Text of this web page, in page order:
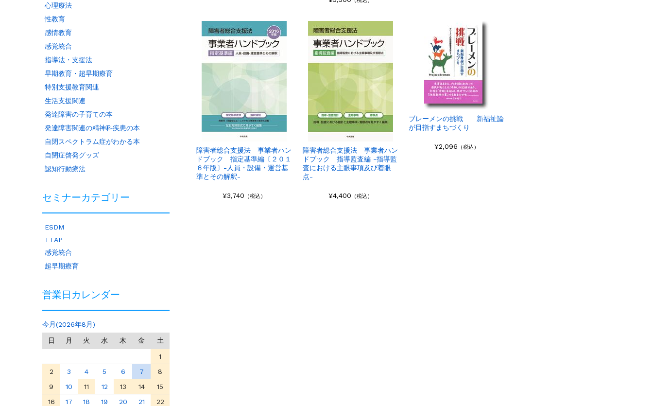
障害者総合支援法 事業者ハン
ドブック 指定基準編〔２０１
６年版〕-人員・設備・運営基
準とその解釈-
¥3,740 （税込）
障害者総合支援法 事業者ハン
ドブック 指導監査編 -指導監
査における主眼事項及び着眼
点-
¥4,400 （税込）
ブレーメンの挑戦 新福祉論
が目指すまちづくり
¥2,096 （税込）
心理療法
性教育
感情教育
感覚統合
指導法・支援法
早期教育・超早期療育
特別支援教育関連
生活支援関連
発達障害の子育ての本
発達障害関連の精神科疾患の本
自閉スペクトラム症がわかる本
自閉症啓発グッズ
認知行動療法
セミナーカテゴリー
ESDM
TTAP
感覚統合
超早期療育
営業日カレンダー
今月(2026年8月)
日 月 火 水 木 金 土
1
2
3 4 5 6 7
8
9
10 11 12 13 14
15
16
17 18 19 20 21
22